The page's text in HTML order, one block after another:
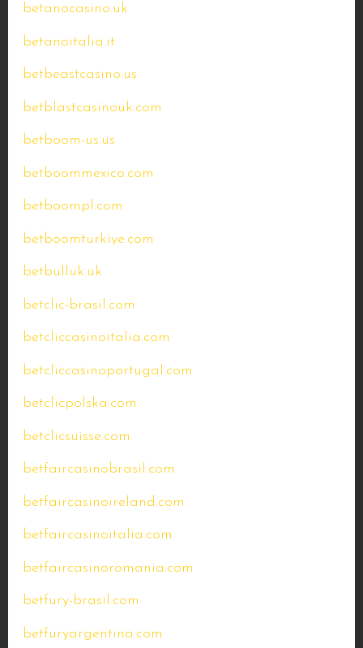
betanocasino.uk
betanoitalia.it
betbeastcasino.us
betblastcasinouk.com
betboom-us.us
betboommexico.com
betboompl.com
betboomturkiye.com
betbulluk.uk
betclic-brasil.com
betcliccasinoitalia.com
betcliccasinoportugal.com
betclicpolska.com
betclicsuisse.com
betfaircasinobrasil.com
betfaircasinoireland.com
betfaircasinoitalia.com
betfaircasinoromania.com
betfury-brasil.com
betfuryargentina.com